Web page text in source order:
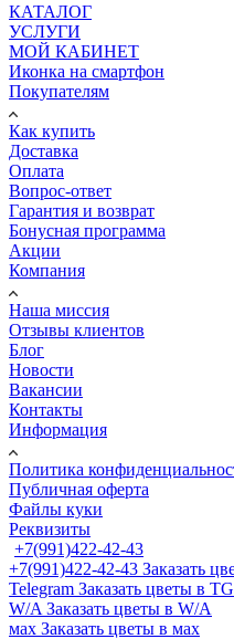
КАТАЛОГ
УСЛУГИ
МОЙ КАБИНЕТ
Иконка на смартфон
Покупателям
Как купить
Доставка
Оплата
Вопрос-ответ
Гарантия и возврат
Бонусная программа
Акции
Компания
Наша миссия
Отзывы клиентов
Блог
Новости
Вакансии
Контакты
Информация
Политика
Публичная оферта
Файлы куки
Реквизиты
+7(991)422-42-43
+7(991)422-42-43 Заказать
Telegram Заказать цветы в TG
W/A Заказать цветы в W/A
мах Заказать цветы в мах